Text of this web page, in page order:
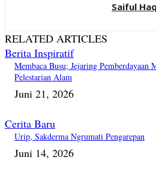
Saiful Haq
RELATED ARTICLES
Berita Inspiratif
Membaca Busu; Jejaring Pemberdayaan
Pelestarian Alam
Juni 21, 2026
Cerita Baru
Urip, Sakderma Ngrumati Pengarepan
Juni 14, 2026